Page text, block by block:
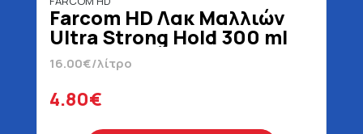
Farcom HD Λακ Μαλλιών
Ultra Strong Hold 300 ml
16.00€/λίτρο
4.80€